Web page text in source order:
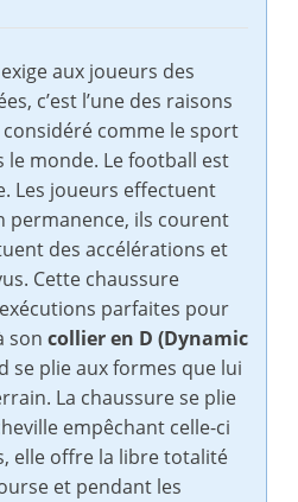
aux joueurs des
c’est l’une des raisons
comme le sport
le monde. Le football est
Les joueurs effectuent
permanence, ils courent
des accélérations et
Cette chaussure
parfaites pour
son collier en D (Dynamic
se plie aux formes que lui
La chaussure se plie
empêchant celle-ci
elle offre la libre totalité
et pendant les